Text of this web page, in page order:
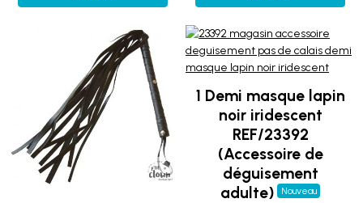
1 Demi masque lapin
noir iridescent
REF/23392
(Accessoire de
déguisement
adulte)
Nouveau